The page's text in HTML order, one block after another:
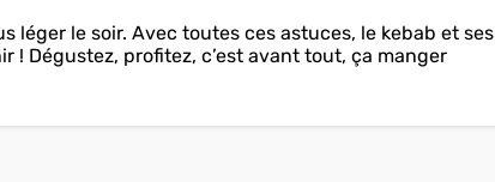
léger le soir. Avec toutes ces astuces, le kebab et ses
! Dégustez, profitez, c’est avant tout, ça manger